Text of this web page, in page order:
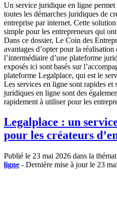
Un service juridique en ligne permet
toutes les démarches juridiques de
entreprise par internet. Cette
simple pour les entrepreneurs qui
Dans ce dossier, Le Coin des
avantages d’opter pour la réalisation
l’intermédiaire d’une plateforme
exposés ici sont basés sur
plateforme Legalplace, qui est le
Les services en ligne sont rapides et
juridiques en ligne sont des
rapidement à utiliser pour les
Legalplace : un
pour les créateurs
Publié le 23 mai 2026 dans la
ligne - Dernière mise à jour le 23